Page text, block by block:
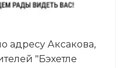
адресу Аксакова,
"Бэхетле